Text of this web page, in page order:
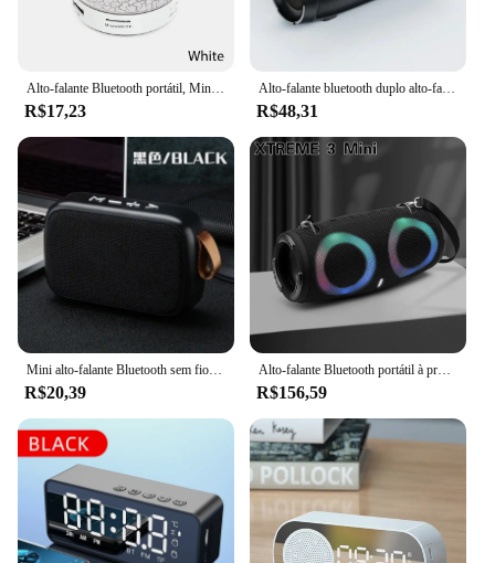
R$17,23
Alto-falante bluetooth duplo alto-falante estéreo ao ar livre tfusb reprodução fm transmissão de voz subwoofer portátil 5.0 alto-falante sem fio
R$48,31
R$20,39
Alto-falante Bluetooth portátil à prova d'água, alta potência, luz colorida RGB, Subwoofer sem fio, 360 Stereo Surround, TWS FM Boom Box, 100W
R$156,59